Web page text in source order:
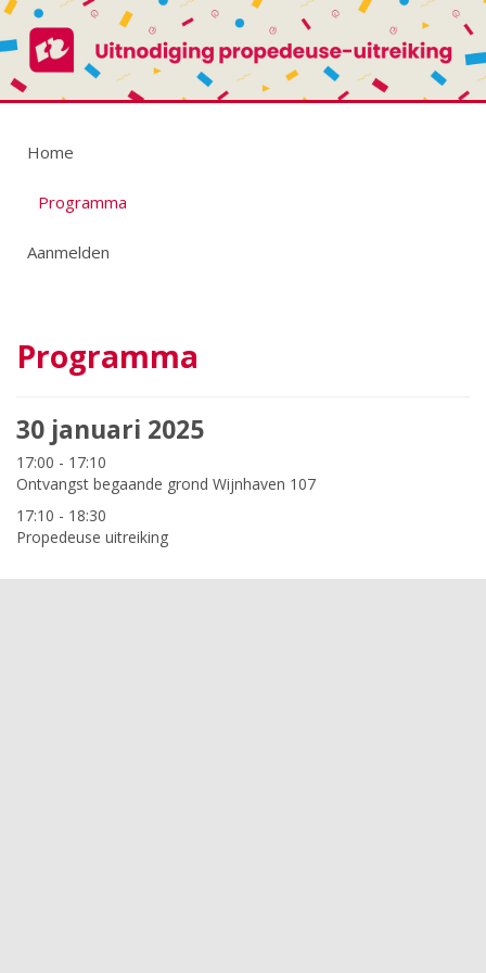
Home
Programma
Aanmelden
Programma
30 januari 2025
17:00 - 17:10
Ontvangst begaande grond Wijnhaven 107
17:10 - 18:30
Propedeuse uitreiking